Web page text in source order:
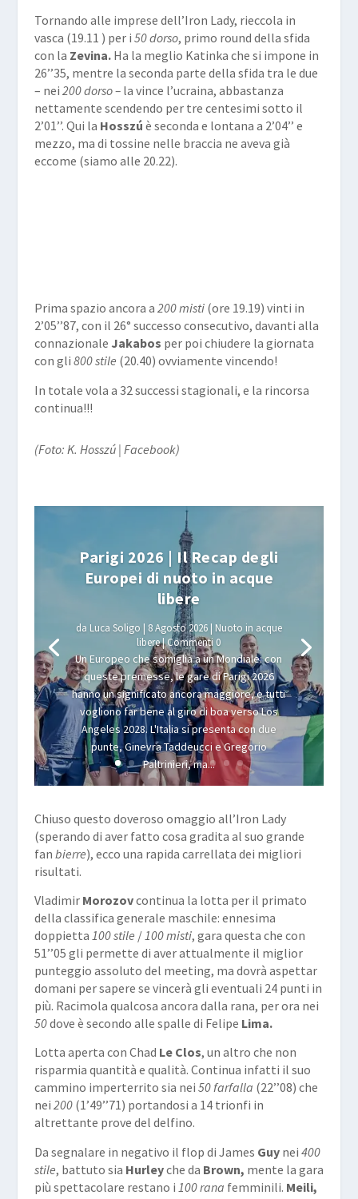
Tornando alle imprese dell’Iron Lady, rieccola in
vasca (19.11 ) per i 50 dorso, primo round della sfida
con la Zevina.Ha la meglio Katinka che si impone in
26’’35, mentre la seconda parte della sfida tra le due
– nei 200 dorso –la vince l’ucraina, abbastanza
nettamente scendendo per tre centesimi sotto il
2’01’’. Qui la Hosszú è seconda e lontana a 2’04’’ e
mezzo, ma di tossine nelle braccia ne aveva già
eccome (siamo alle 20.22).
Prima spazio ancora a 200 misti (ore 19.19) vinti in
2’05’’87, con il 26° successo consecutivo, davanti alla
connazionale Jakabos per poi chiudere la giornata
con gli 800 stile (20.40) ovviamente vincendo!
In totale vola a 32 successi stagionali, e la rincorsa
continua!!!
(Foto: K. Hosszú | Facebook)
Parigi 2026 | Il Recap degli
Europei di nuoto in acque
libere
da Luca Soligo | 8 Agosto 2026| Nuoto in acque
libere| Commenti 0
Un Europeo che somiglia a un Mondiale: con
queste premesse, le gare di Parigi 2026
hanno un significato ancora maggiore, e tutti
vogliono far bene al giro di boa verso Los
Angeles 2028. L'Italia si presenta con due
punte, Ginevra Taddeucci e Gregorio
Paltrinieri, ma...
Chiuso questo doveroso omaggio all’Iron Lady
(sperando di aver fatto cosa gradita al suo grande
fan bierre), ecco una rapida carrellata dei migliori
risultati.
Vladimir Morozovcontinua la lotta per il primato
della classifica generale maschile: ennesima
doppietta 100 stile /100 misti, gara questa che con
51’’05 gli permette di aver attualmente il miglior
punteggio assoluto del meeting, ma dovrà aspettar
domani per sapere se vincerà gli eventuali 24 punti in
più. Racimola qualcosa ancora dalla rana, per ora nei
50dove è secondo alle spalle di Felipe Lima.
Lotta aperta con Chad Le Clos, un altro che non
risparmia quantità e qualità. Continua infatti il suo
cammino imperterrito sia nei 50 farfalla (22’’08) che
nei 200(1’49’’71) portandosi a 14 trionfi in
altrettante prove del delfino.
Da segnalare in negativo il flop di James Guynei 400
stile, battuto sia Hurleyche da Brown, mente la gara
più spettacolare restano i 100 rana femminili. Meili,